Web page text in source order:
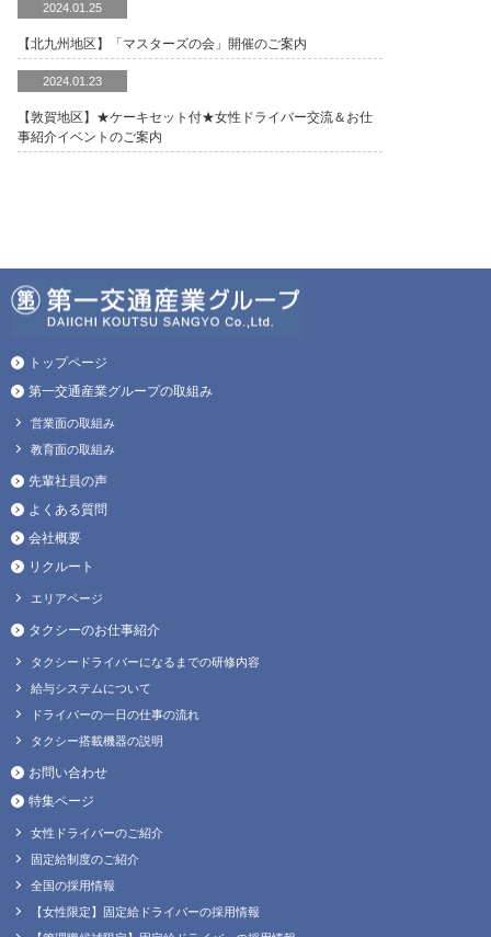
2024.01.25
【北九州地区】「マスターズの会」開催のご案内
2024.01.23
【敦賀地区】★ケーキセット付★女性ドライバー交流＆お仕
事紹介イベントのご案内
トップページ
第一交通産業グループの取組み
営業面の取組み
教育面の取組み
先輩社員の声
よくある質問
会社概要
リクルート
エリアページ
タクシーのお仕事紹介
タクシードライバーになるまでの研修内容
給与システムについて
ドライバーの一日の仕事の流れ
タクシー搭載機器の説明
お問い合わせ
特集ページ
女性ドライバーのご紹介
固定給制度のご紹介
全国の採用情報
【女性限定】固定給ドライバーの採用情報